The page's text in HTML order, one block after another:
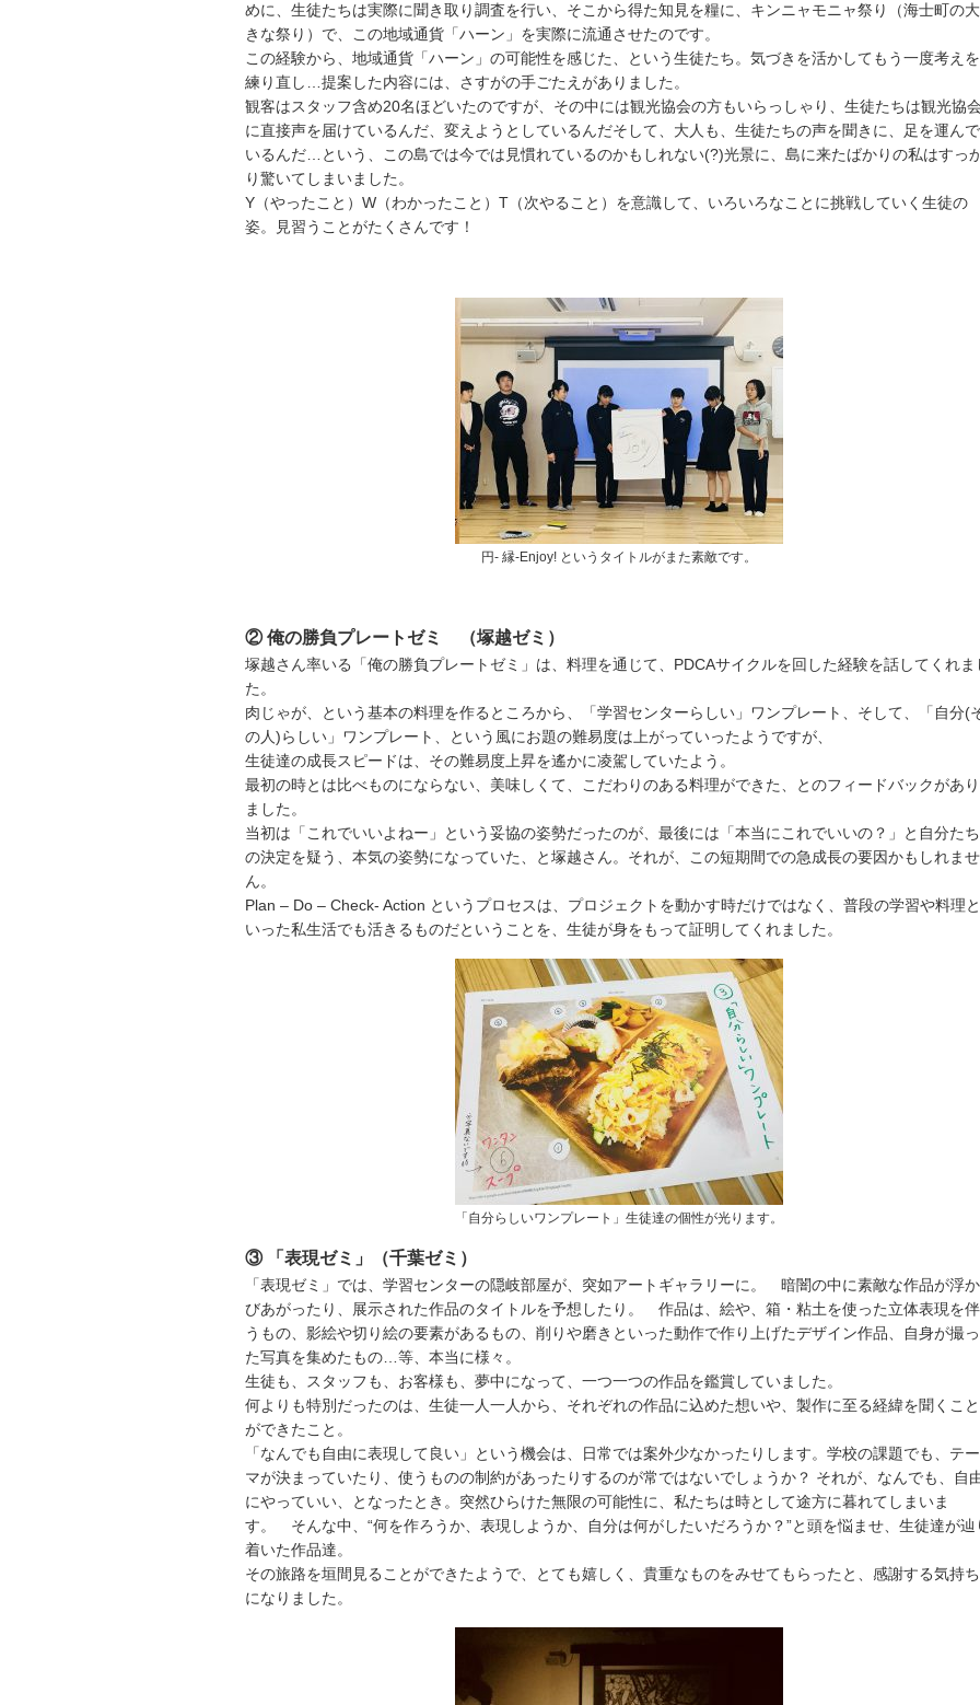
めに、生徒たちは実際に聞き取り調査を行い、そこから得た知見を糧に、キンニャモニャ祭り（海士町の大
きな祭り）で、この地域通貨「ハーン」を実際に流通させたのです。
この経験から、地域通貨「ハーン」の可能性を感じた、という生徒たち。気づきを活かしてもう一度考えを
練り直し…提案した内容には、さすがの手ごたえがありました。
観客はスタッフ含め20名ほどいたのですが、その中には観光協会の方もいらっしゃり、生徒たちは観光協
に直接声を届けているんだ、変えようとしているんだそして、大人も、生徒たちの声を聞きに、足を運んで
いるんだ…という、この島では今では見慣れているのかもしれない(?)光景に、島に来たばかりの私はすっ
り驚いてしまいました。
Y（やったこと）W（わかったこと）T（次やること）を意識して、いろいろなことに挑戦していく生徒の
姿。見習うことがたくさんです！
円- 縁-Enjoy! というタイトルがまた素敵です。
② 俺の勝負プレートゼミ （塚越ゼミ）
塚越さん率いる「俺の勝負プレートゼミ」は、料理を通じて、PDCAサイクルを回した経験を話してくれま
た。
肉じゃが、という基本の料理を作るところから、「学習センターらしい」ワンプレート、そして、「自分(
の人)らしい」ワンプレート、という風にお題の難易度は上がっていったようですが、
生徒達の成長スピードは、その難易度上昇を遙かに凌駕していたよう。
最初の時とは比べものにならない、美味しくて、こだわりのある料理ができた、とのフィードバックがあり
ました。
当初は「これでいいよねー」という妥協の姿勢だったのが、最後には「本当にこれでいいの？」と自分たち
の決定を疑う、本気の姿勢になっていた、と塚越さん。それが、この短期間での急成長の要因かもしれませ
ん。
Plan – Do – Check- Action というプロセスは、プロジェクトを動かす時だけではなく、普段の学習や料理と
いった私生活でも活きるものだということを、生徒が身をもって証明してくれました。
「自分らしいワンプレート」生徒達の個性が光ります。
③ 「表現ゼミ」（千葉ゼミ）
「表現ゼミ」では、学習センターの隠岐部屋が、突如アートギャラリーに。 暗闇の中に素敵な作品が浮か
びあがったり、展示された作品のタイトルを予想したり。 作品は、絵や、箱・粘土を使った立体表現を伴
うもの、影絵や切り絵の要素があるもの、削りや磨きといった動作で作り上げたデザイン作品、自身が撮っ
た写真を集めたもの…等、本当に様々。
生徒も、スタッフも、お客様も、夢中になって、一つ一つの作品を鑑賞していました。
何よりも特別だったのは、生徒一人一人から、それぞれの作品に込めた想いや、製作に至る経緯を聞くこと
ができたこと。
「なんでも自由に表現して良い」という機会は、日常では案外少なかったりします。学校の課題でも、テー
マが決まっていたり、使うものの制約があったりするのが常ではないでしょうか？ それが、なんでも、自
にやっていい、となったとき。突然ひらけた無限の可能性に、私たちは時として途方に暮れてしまいま
す。 そんな中、“何を作ろうか、表現しようか、自分は何がしたいだろうか？”と頭を悩ませ、生徒達が辿
着いた作品達。
その旅路を垣間見ることができたようで、とても嬉しく、貴重なものをみせてもらったと、感謝する気持ち
になりました。